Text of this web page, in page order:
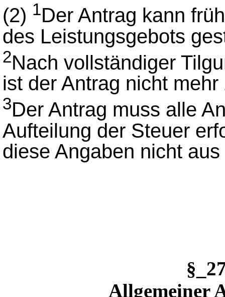
(2) 1Der Antrag kann
des Leistungsgebots
2Nach vollständiger
ist der Antrag nicht
3Der Antrag muss alle
Aufteilung der Steuer
diese Angaben nicht
Allgemeiner